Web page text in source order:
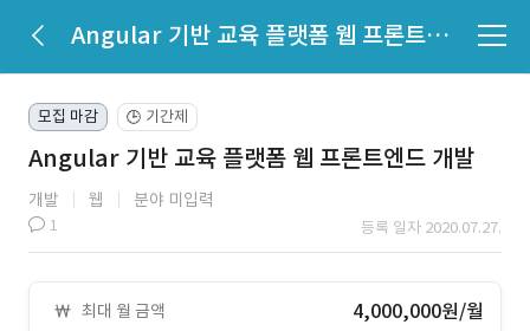
Angular 기반 교육 플랫폼 웹 프론트엔드 개발
모집 마감 🕒 기간제
Angular 기반 교육 플랫폼 웹 프론트엔드 개발
개발 웹 분야 미입력
1 등록 일자 2020.07.27.
최대 월 금액 4,000,000원/월